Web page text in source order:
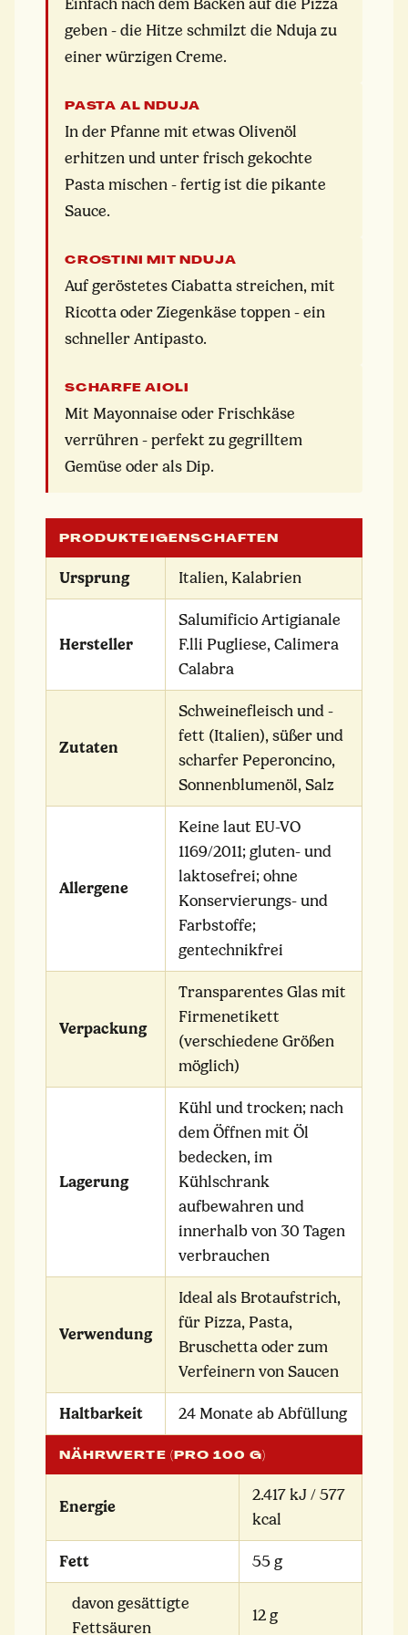
Einfach nach dem Backen auf die Pizza
geben - die Hitze schmilzt die Nduja zu
einer würzigen Creme.
PASTA AL NDUJA
In der Pfanne mit etwas Olivenöl
erhitzen und unter frisch gekochte
Pasta mischen - fertig ist die pikante
Sauce.
CROSTINI MIT NDUJA
Auf geröstetes Ciabatta streichen, mit
Ricotta oder Ziegenkäse toppen - ein
schneller Antipasto.
SCHARFE AIOLI
Mit Mayonnaise oder Frischkäse
verrühren - perfekt zu gegrilltem
Gemüse oder als Dip.
PRODUKTEIGENSCHAFTEN
Ursprung Italien, Kalabrien
Hersteller
Salumificio Artigianale
F.lli Pugliese, Calimera
Calabra
Zutaten
Schweinefleisch und -
fett (Italien), süßer und
scharfer Peperoncino,
Sonnenblumenöl, Salz
Allergene
Keine laut EU-VO
1169/2011; gluten- und
laktosefrei; ohne
Konservierungs- und
Farbstoffe;
gentechnikfrei
Verpackung
Transparentes Glas mit
Firmenetikett
(verschiedene Größen
möglich)
Lagerung
Kühl und trocken; nach
dem Öffnen mit Öl
bedecken, im
Kühlschrank
aufbewahren und
innerhalb von 30 Tagen
verbrauchen
Verwendung
Ideal als Brotaufstrich,
für Pizza, Pasta,
Bruschetta oder zum
Verfeinern von Saucen
Haltbarkeit 24 Monate ab Abfüllung
NÄHRWERTE (PRO 100 G)
Energie
2.417 kJ / 577
kcal
Fett 55 g
davon gesättigte
Fettsäuren
12 g